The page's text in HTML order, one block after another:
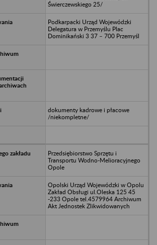
Świerczewskiego 25/
Podkarpacki Urząd Wojewódzki
Delegatura w Przemyślu Plac
Dominikański 3 37 – 700 Przemyśl
dokumenty kadrowe i płacowe
/niekompletne/
Przedsiębiorstwo Sprzętu i
Transportu Wodno-Melioracyjnego
Opole
Opolski Urząd Wojewódzki w Opolu
Zakład Obsługi ul.Oleska 125 45
-233 Opole tel.4579964 Archiwum
Akt Jednostek Zlikwidowanych